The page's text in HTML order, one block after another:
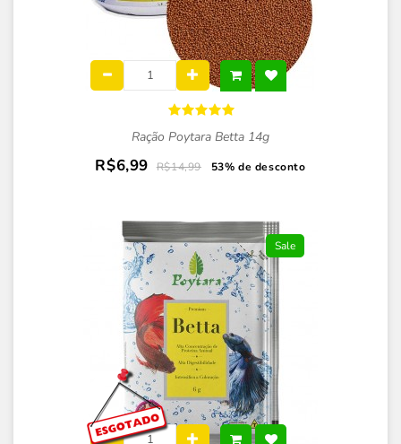
Ração Poytara Betta 14g
R$6,99 R$14,99 53% de desconto
Sale